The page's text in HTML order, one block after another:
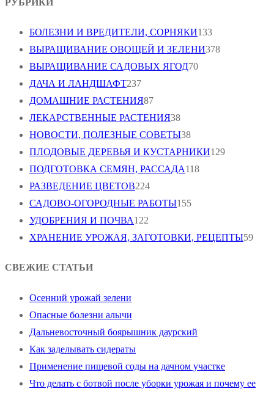
БОЛЕЗНИ И ВРЕДИТЕЛИ, СОРНЯКИ133
ВЫРАЩИВАНИЕ ОВОЩЕЙ И ЗЕЛЕНИ378
ВЫРАЩИВАНИЕ САДОВЫХ ЯГОД70
ДАЧА И ЛАНДШАФТ237
ДОМАШНИЕ РАСТЕНИЯ87
ЛЕКАРСТВЕННЫЕ РАСТЕНИЯ38
НОВОСТИ, ПОЛЕЗНЫЕ СОВЕТЫ38
ПЛОДОВЫЕ ДЕРЕВЬЯ И КУСТАРНИКИ129
ПОДГОТОВКА СЕМЯН, РАССАДА118
РАЗВЕДЕНИЕ ЦВЕТОВ224
САДОВО-ОГОРОДНЫЕ РАБОТЫ155
УДОБРЕНИЯ И ПОЧВА122
ХРАНЕНИЕ УРОЖАЯ, ЗАГОТОВКИ, РЕЦЕПТЫ59
СВЕЖИЕ СТАТЬИ
Осенний урожай зелени
Опасные болезни алычи
Дальневосточный боярышник даурский
Как заделывать сидераты
Применение пищевой соды на дачном участке
Что делать с ботвой после уборки урожая и почему ее